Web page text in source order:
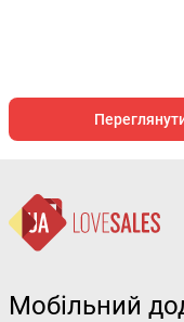
Мобільний